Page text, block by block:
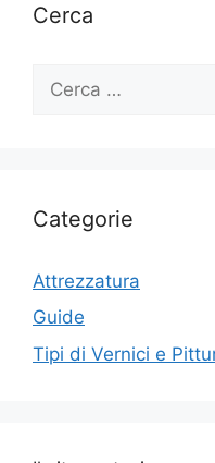
Cerca
per:
Categorie
Attrezzatura
Guide
Tipi di Vernici e